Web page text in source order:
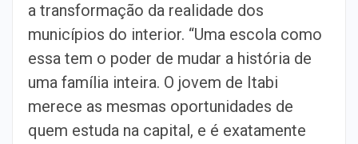
a transformação da realidade dos
municípios do interior. “Uma escola como
essa tem o poder de mudar a história de
uma família inteira. O jovem de Itabi
merece as mesmas oportunidades de
quem estuda na capital, e é exatamente